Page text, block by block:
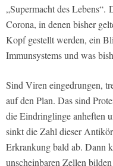
„Supermacht des Lebens“.
Corona, in denen bisher
Kopf gestellt werden, ein
Immunsystems und was
Sind Viren eingedrungen,
auf den Plan. Das sind
die Eindringlinge anheften
sinkt die Zahl dieser
Erkrankung bald ab. Dann
unscheinbaren Zellen